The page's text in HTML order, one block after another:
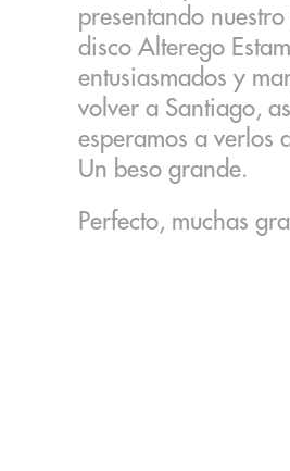
presentando
disco Alterego
entusiasmados y
volver a Santiago,
esperamos a verlos
Un beso grande.
Perfecto, muchas